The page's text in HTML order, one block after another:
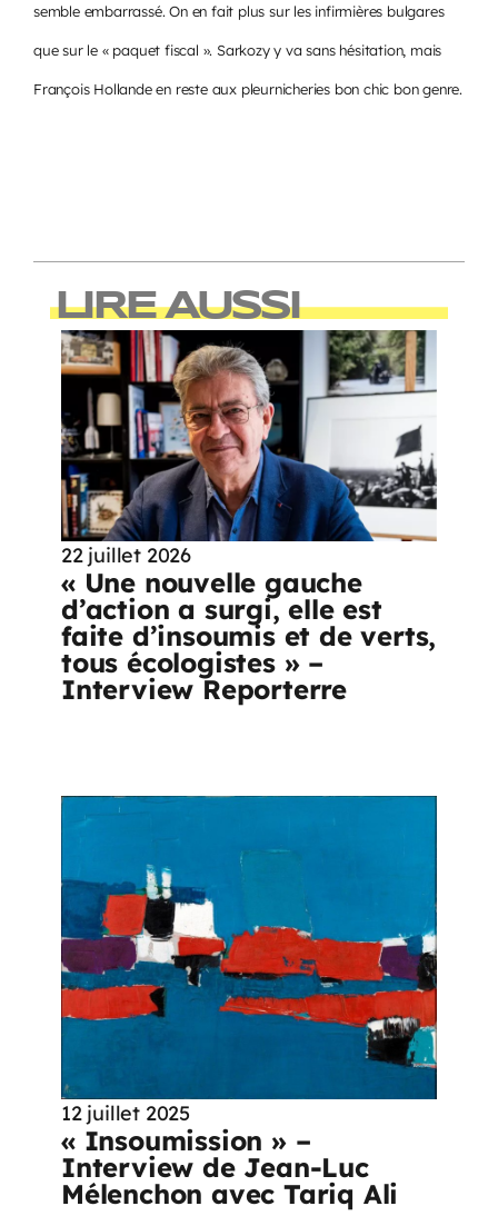
semble embarrassé. On en fait plus sur les infirmières bulgares
que sur le « paquet fiscal ». Sarkozy y va sans hésitation, mais
François Hollande en reste aux pleurnicheries bon chic bon genre.
LIRE AUSSI
22 juillet 2026
« Une nouvelle gauche
d’action a surgi, elle est
faite d’insoumis et de verts,
tous écologistes » –
Interview Reporterre
12 juillet 2025
« Insoumission » –
Interview de Jean-Luc
Mélenchon avec Tariq Ali